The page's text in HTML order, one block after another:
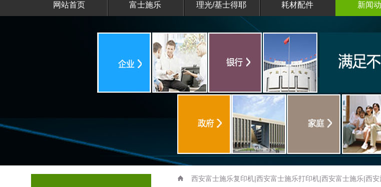
网站首页 富士施乐 理光/基士得耶 耗材配件 新闻
西安富士施乐复印机|西安富士施乐打印机|西安富士施乐|西